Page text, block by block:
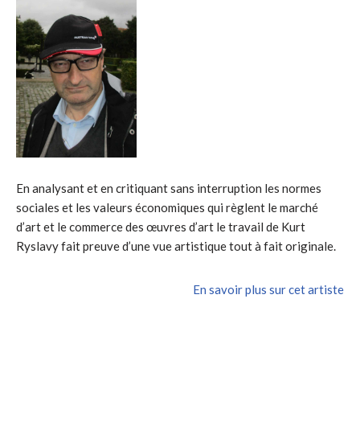
En analysant et en critiquant sans interruption les normes
sociales et les valeurs économiques qui règlent le marché
d’art et le commerce des œuvres d’art le travail de Kurt
Ryslavy fait preuve d’une vue artistique tout à fait originale.
En savoir plus sur cet artiste